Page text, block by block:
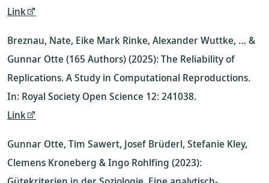
Link
Breznau, Nate, Eike Mark Rinke, Alexander Wuttke, … &
Gunnar Otte (165 Authors) (2025): The Reliability of
Replications. A Study in Computational Reproductions.
In: Royal Society Open Science 12: 241038.
Link
Gunnar Otte, Tim Sawert, Josef Brüderl, Stefanie Kley,
Clemens Kroneberg & Ingo Rohlfing (2023):